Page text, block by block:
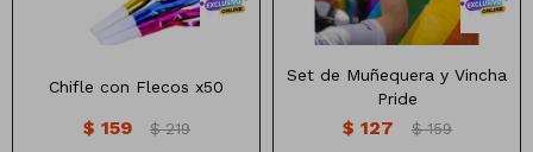
Chifle con Flecos x50
$ 159 $ 219
Set de Muñequera y Vincha
Pride
$ 127 $ 159